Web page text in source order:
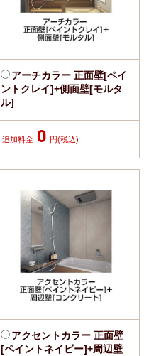
アーチカラー 正面壁[ペイ
ントクレイ]+側面壁[モルタ
ル]
追加料金 0 円(税込)
アクセントカラー 正面壁
[ペイントネイビー]+周辺壁